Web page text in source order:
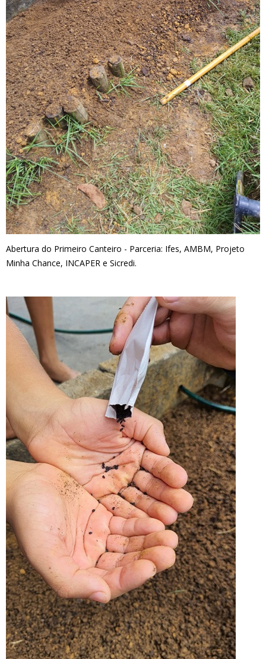
Abertura do Primeiro Canteiro - Parceria: Ifes, AMBM, Projeto
Minha Chance, INCAPER e Sicredi.